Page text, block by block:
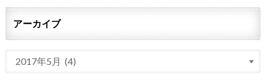
アーカイブ